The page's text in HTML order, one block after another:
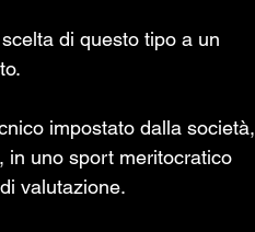
di questo tipo a un
impostato dalla società,
in uno sport meritocratico
valutazione.